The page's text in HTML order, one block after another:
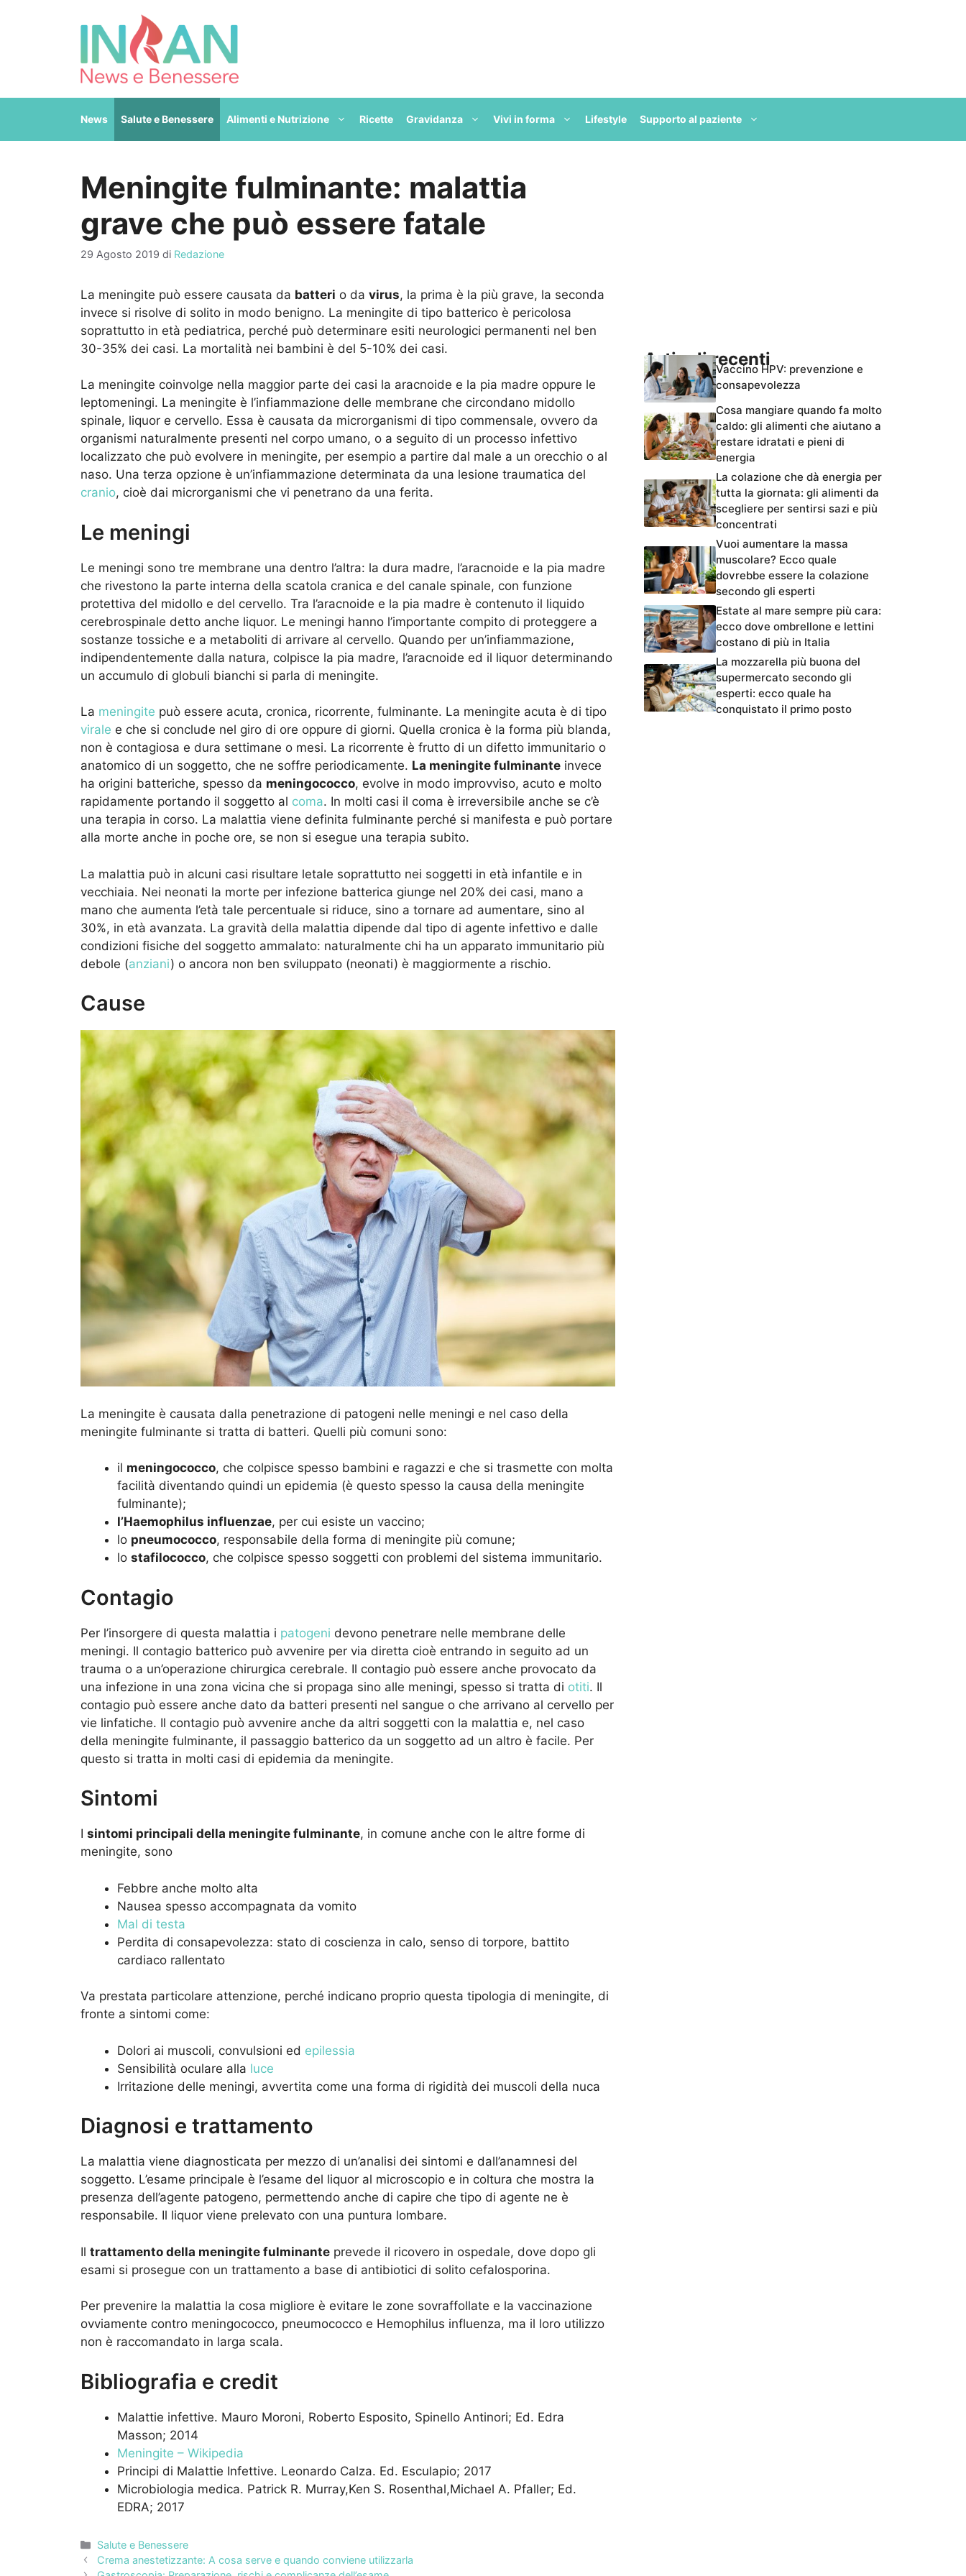
News Salute e Benessere Alimenti e Nutrizione Ricette Gravidanza Vivi in forma Lifestyle Supporto al paziente
Meningite fulminante: malattia
grave che può essere fatale
29 Agosto 2019 di Redazione
La meningite può essere causata da batteri o da virus, la prima è la più grave, la seconda
invece si risolve di solito in modo benigno. La meningite di tipo batterico è pericolosa
soprattutto in età pediatrica, perché può determinare esiti neurologici permanenti nel ben
30-35% dei casi. La mortalità nei bambini è del 5-10% dei casi.
La meningite coinvolge nella maggior parte dei casi la aracnoide e la pia madre oppure le
leptomeningi. La meningite è l’infiammazione delle membrane che circondano midollo
spinale, liquor e cervello. Essa è causata da microrganismi di tipo commensale, ovvero da
organismi naturalmente presenti nel corpo umano, o a seguito di un processo infettivo
localizzato che può evolvere in meningite, per esempio a partire dal male a un orecchio o al
naso. Una terza opzione è un’infiammazione determinata da una lesione traumatica del
cranio, cioè dai microrganismi che vi penetrano da una ferita.
Le meningi
Le meningi sono tre membrane una dentro l’altra: la dura madre, l’aracnoide e la pia madre
che rivestono la parte interna della scatola cranica e del canale spinale, con funzione
protettiva del midollo e del cervello. Tra l’aracnoide e la pia madre è contenuto il liquido
cerebrospinale detto anche liquor. Le meningi hanno l’importante compito di proteggere a
sostanze tossiche e a metaboliti di arrivare al cervello. Quando per un’infiammazione,
indipendentemente dalla natura, colpisce la pia madre, l’aracnoide ed il liquor determinando
un accumulo di globuli bianchi si parla di meningite.
La meningite può essere acuta, cronica, ricorrente, fulminante. La meningite acuta è di tipo
virale e che si conclude nel giro di ore oppure di giorni. Quella cronica è la forma più blanda,
non è contagiosa e dura settimane o mesi. La ricorrente è frutto di un difetto immunitario o
anatomico di un soggetto, che ne soffre periodicamente. La meningite fulminante invece
ha origini batteriche, spesso da meningococco, evolve in modo improvviso, acuto e molto
rapidamente portando il soggetto al coma. In molti casi il coma è irreversibile anche se c’è
una terapia in corso. La malattia viene definita fulminante perché si manifesta e può portare
alla morte anche in poche ore, se non si esegue una terapia subito.
La malattia può in alcuni casi risultare letale soprattutto nei soggetti in età infantile e in
vecchiaia. Nei neonati la morte per infezione batterica giunge nel 20% dei casi, mano a
mano che aumenta l’età tale percentuale si riduce, sino a tornare ad aumentare, sino al
30%, in età avanzata. La gravità della malattia dipende dal tipo di agente infettivo e dalle
condizioni fisiche del soggetto ammalato: naturalmente chi ha un apparato immunitario più
debole (anziani) o ancora non ben sviluppato (neonati) è maggiormente a rischio.
Cause
La meningite è causata dalla penetrazione di patogeni nelle meningi e nel caso della
meningite fulminante si tratta di batteri. Quelli più comuni sono:
il meningococco, che colpisce spesso bambini e ragazzi e che si trasmette con molta
facilità diventando quindi un epidemia (è questo spesso la causa della meningite
fulminante);
l’Haemophilus influenzae, per cui esiste un vaccino;
lo pneumococco, responsabile della forma di meningite più comune;
lo stafilococco, che colpisce spesso soggetti con problemi del sistema immunitario.
Contagio
Per l’insorgere di questa malattia i patogeni devono penetrare nelle membrane delle
meningi. Il contagio batterico può avvenire per via diretta cioè entrando in seguito ad un
trauma o a un’operazione chirurgica cerebrale. Il contagio può essere anche provocato da
una infezione in una zona vicina che si propaga sino alle meningi, spesso si tratta di otiti. Il
contagio può essere anche dato da batteri presenti nel sangue o che arrivano al cervello per
vie linfatiche. Il contagio può avvenire anche da altri soggetti con la malattia e, nel caso
della meningite fulminante, il passaggio batterico da un soggetto ad un altro è facile. Per
questo si tratta in molti casi di epidemia da meningite.
Sintomi
I sintomi principali della meningite fulminante, in comune anche con le altre forme di
meningite, sono
Febbre anche molto alta
Nausea spesso accompagnata da vomito
Mal di testa
Perdita di consapevolezza: stato di coscienza in calo, senso di torpore, battito
cardiaco rallentato
Va prestata particolare attenzione, perché indicano proprio questa tipologia di meningite, di
fronte a sintomi come:
Dolori ai muscoli, convulsioni ed epilessia
Sensibilità oculare alla luce
Irritazione delle meningi, avvertita come una forma di rigidità dei muscoli della nuca
Diagnosi e trattamento
La malattia viene diagnosticata per mezzo di un’analisi dei sintomi e dall’anamnesi del
soggetto. L’esame principale è l’esame del liquor al microscopio e in coltura che mostra la
presenza dell’agente patogeno, permettendo anche di capire che tipo di agente ne è
responsabile. Il liquor viene prelevato con una puntura lombare.
Il trattamento della meningite fulminante prevede il ricovero in ospedale, dove dopo gli
esami si prosegue con un trattamento a base di antibiotici di solito cefalosporina.
Per prevenire la malattia la cosa migliore è evitare le zone sovraffollate e la vaccinazione
ovviamente contro meningococco, pneumococco e Hemophilus influenza, ma il loro utilizzo
non è raccomandato in larga scala.
Bibliografia e credit
Malattie infettive. Mauro Moroni, Roberto Esposito, Spinello Antinori; Ed. Edra
Masson; 2014
Meningite – Wikipedia
Principi di Malattie Infettive. Leonardo Calza. Ed. Esculapio; 2017
Microbiologia medica. Patrick R. Murray,Ken S. Rosenthal,Michael A. Pfaller; Ed.
EDRA; 2017
Categorie
Salute e Benessere
Crema anestetizzante: A cosa serve e quando conviene utilizzarla
Articoli recentiVaccino HPV: prevenzione e
consapevolezza
Cosa mangiare quando fa molto
caldo: gli alimenti che aiutano a
restare idratati e pieni di
energia
La colazione che dà energia per
tutta la giornata: gli alimenti da
scegliere per sentirsi sazi e più
concentrati
Vuoi aumentare la massa
muscolare? Ecco quale
dovrebbe essere la colazione
secondo gli esperti
Estate al mare sempre più cara:
ecco dove ombrellone e lettini
costano di più in Italia
La mozzarella più buona del
supermercato secondo gli
esperti: ecco quale ha
conquistato il primo posto